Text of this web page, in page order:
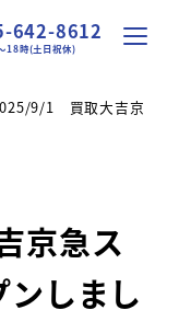
642-8612
18時(土日祝休)
9/1 買取大吉京
京急ス
ンしまし